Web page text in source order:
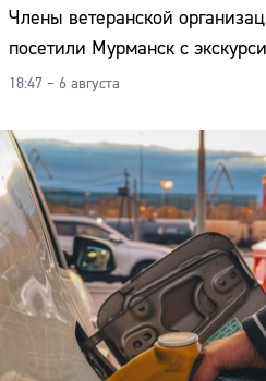
Члены ветеранской
посетили Мурманск с
18:47 – 6 августа